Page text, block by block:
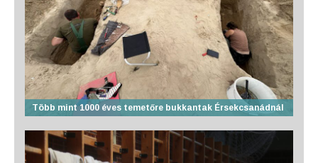
Több mint 1000 éves temetőre bukkantak Érsekcsanádnál